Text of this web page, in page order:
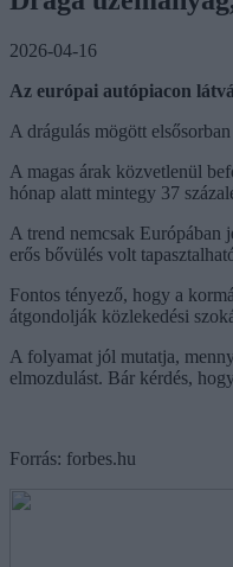
2026-04-16
Az európai autópiacon
A drágulás mögött
A magas árak közvetlenül
hónap alatt mintegy 37
A trend nemcsak Európában
erős bővülés volt
Fontos tényező, hogy a
átgondolják közlekedési
A folyamat jól mutatja,
elmozdulást. Bár kérdés,
Forrás: forbes.hu